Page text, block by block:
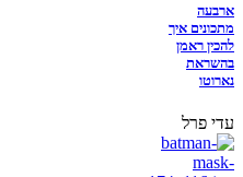
ארבעה
מתכונים איך
להכין ראמן
בהשראת
נארוטו
עדי פרל